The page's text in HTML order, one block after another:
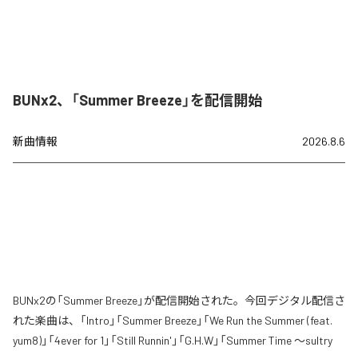
BUNx2、「Summer Breeze」を配信開始
新曲情報 2026.8.6
BUNx2の「Summer Breeze」が配信開始された。今回デジタル配信さ
れた楽曲は、「Intro」「Summer Breeze」「We Run the Summer (feat.
yum8)」「4ever for 1」「Still Runnin'」「G.H.W」「Summer Time 〜sultry